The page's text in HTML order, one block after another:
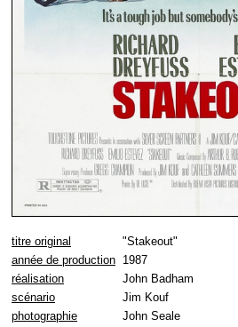
titre original
"Stakeout"
année de production 1987
réalisation
John Badham
scénario
Jim Kouf
photographie
John Seale